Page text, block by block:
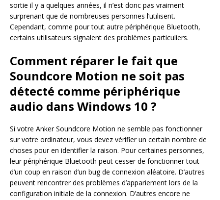
sortie il y a quelques années, il n’est donc pas vraiment
surprenant que de nombreuses personnes l’utilisent.
Cependant, comme pour tout autre périphérique Bluetooth,
certains utilisateurs signalent des problèmes particuliers.
Comment réparer le fait que
Soundcore Motion ne soit pas
détecté comme périphérique
audio dans Windows 10 ?
Si votre Anker Soundcore Motion ne semble pas fonctionner
sur votre ordinateur, vous devez vérifier un certain nombre de
choses pour en identifier la raison. Pour certaines personnes,
leur périphérique Bluetooth peut cesser de fonctionner tout
d’un coup en raison d’un bug de connexion aléatoire. D’autres
peuvent rencontrer des problèmes d’appariement lors de la
configuration initiale de la connexion. D’autres encore ne